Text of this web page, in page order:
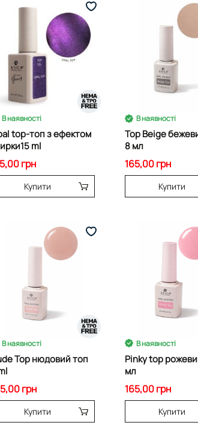
В наявності
top-топ з ефектом
ml
грн
Купити
В наявності
Top Beige
8 мл
165,00 грн
Купити
В наявності
Top нюдовий топ
грн
Купити
В наявності
Pinky top
мл
165,00 грн
Купити